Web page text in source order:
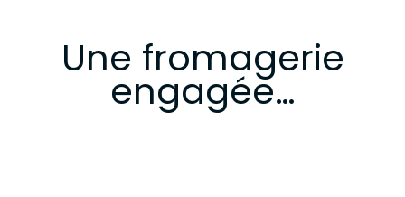
Une fromagerie
engagée…